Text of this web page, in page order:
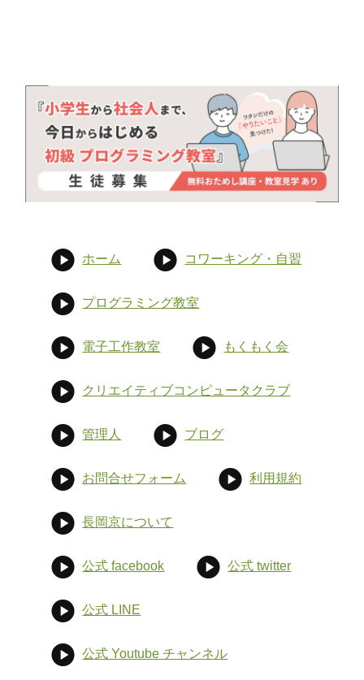
ホーム コワーキング・自習
プログラミング教室
電子工作教室 もくもく会
クリエイティブコンピュータクラブ
管理人 ブログ
お問合せフォーム 利用規約
長岡京について
公式 facebook 公式 twitter
公式 LINE
公式 Youtube チャンネル